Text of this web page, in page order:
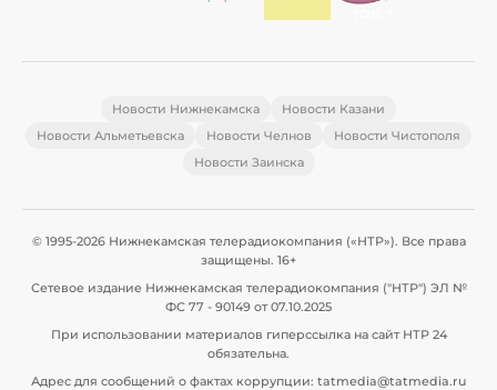
Новости Нижнекамска
Новости Казани
Новости Альметьевска
Новости Челнов
Новости Чистополя
Новости Заинска
© 1995-2026 Нижнекамская телерадиокомпания («НТР»). Все права
защищены. 16+
Сетевое издание Нижнекамская телерадиокомпания ("НТР") ЭЛ №
ФС 77 - 90149 от 07.10.2025
При использовании материалов гиперссылка на сайт НТР 24
обязательна.
Адрес для сообщений о фактах коррупции: tatmedia@tatmedia.ru